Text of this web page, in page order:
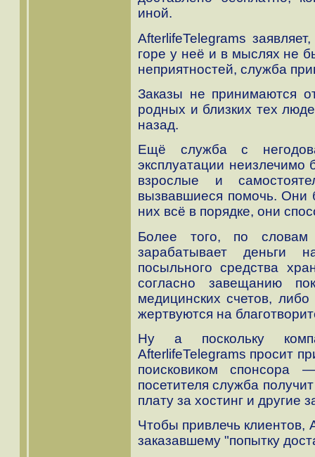
иной.
AfterlifeTelegrams
горе у неё и в мыслях не
неприятностей, служба
Заказы не принимаются
родных и близких тех
назад.
Ещё служба с
эксплуатации
взрослые и
вызвавшиеся помочь. Они
них всё в порядке, они
Более того, по словам
зарабатывает деньги
посыльного средства
согласно завещанию
медицинских счетов,
жертвуются на
Ну а поскольку
AfterlifeTelegrams просит
поисковиком спонсора
посетителя служба
плату за хостинг и другие
Чтобы привлечь клиентов,
заказавшему "попытку